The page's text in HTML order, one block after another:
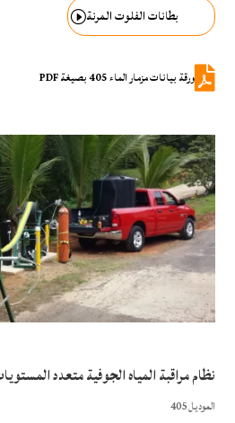
بطانات الفلوت المرنة
ورقة بيانات مزمار الماء 405 بصيغة PDF
نظام مراقبة المياه الجوفية متعدد
الموديل 405